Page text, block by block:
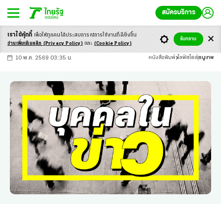
สมัครบริการ
-ก ก ก+
10 พ.ค. 2569 03:35 น. หนังสือพิมพ์ ไลฟ์สไตล์ ธนูเทพ
เราใช้คุ้กกี้ เพื่อให้ทุกคนได้ประสบการณ์การใช้งานที่ดียิ่งขึ้น
อ่านเพิ่มเติมคลิก (Privacy Policy) และ (Cookie Policy)
รับทราบ